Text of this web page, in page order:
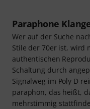
Paraphone
Wer auf der Suche
Stile der 70er ist, wird
authentischen
Schaltung durch
Signalweg im Poly D
paraphon, das heißt,
mehrstimmig